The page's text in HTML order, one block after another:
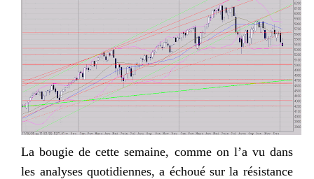
La bougie de cette semaine, comme on l’a vu dans
les analyses quotidiennes, a échoué sur la résistance